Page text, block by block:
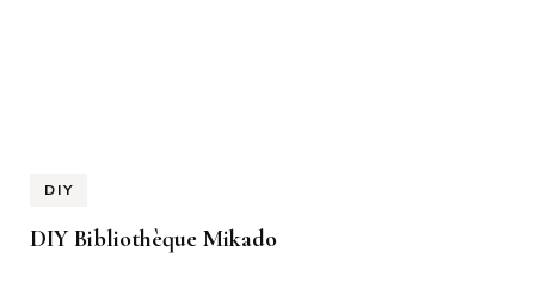
DIY
DIY Bibliothèque Mikado